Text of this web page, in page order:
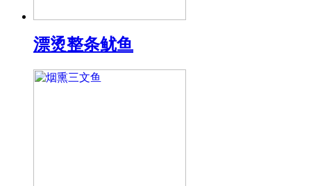
漂烫整条鱿鱼